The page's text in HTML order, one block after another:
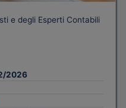
e degli Esperti Contabili
2026